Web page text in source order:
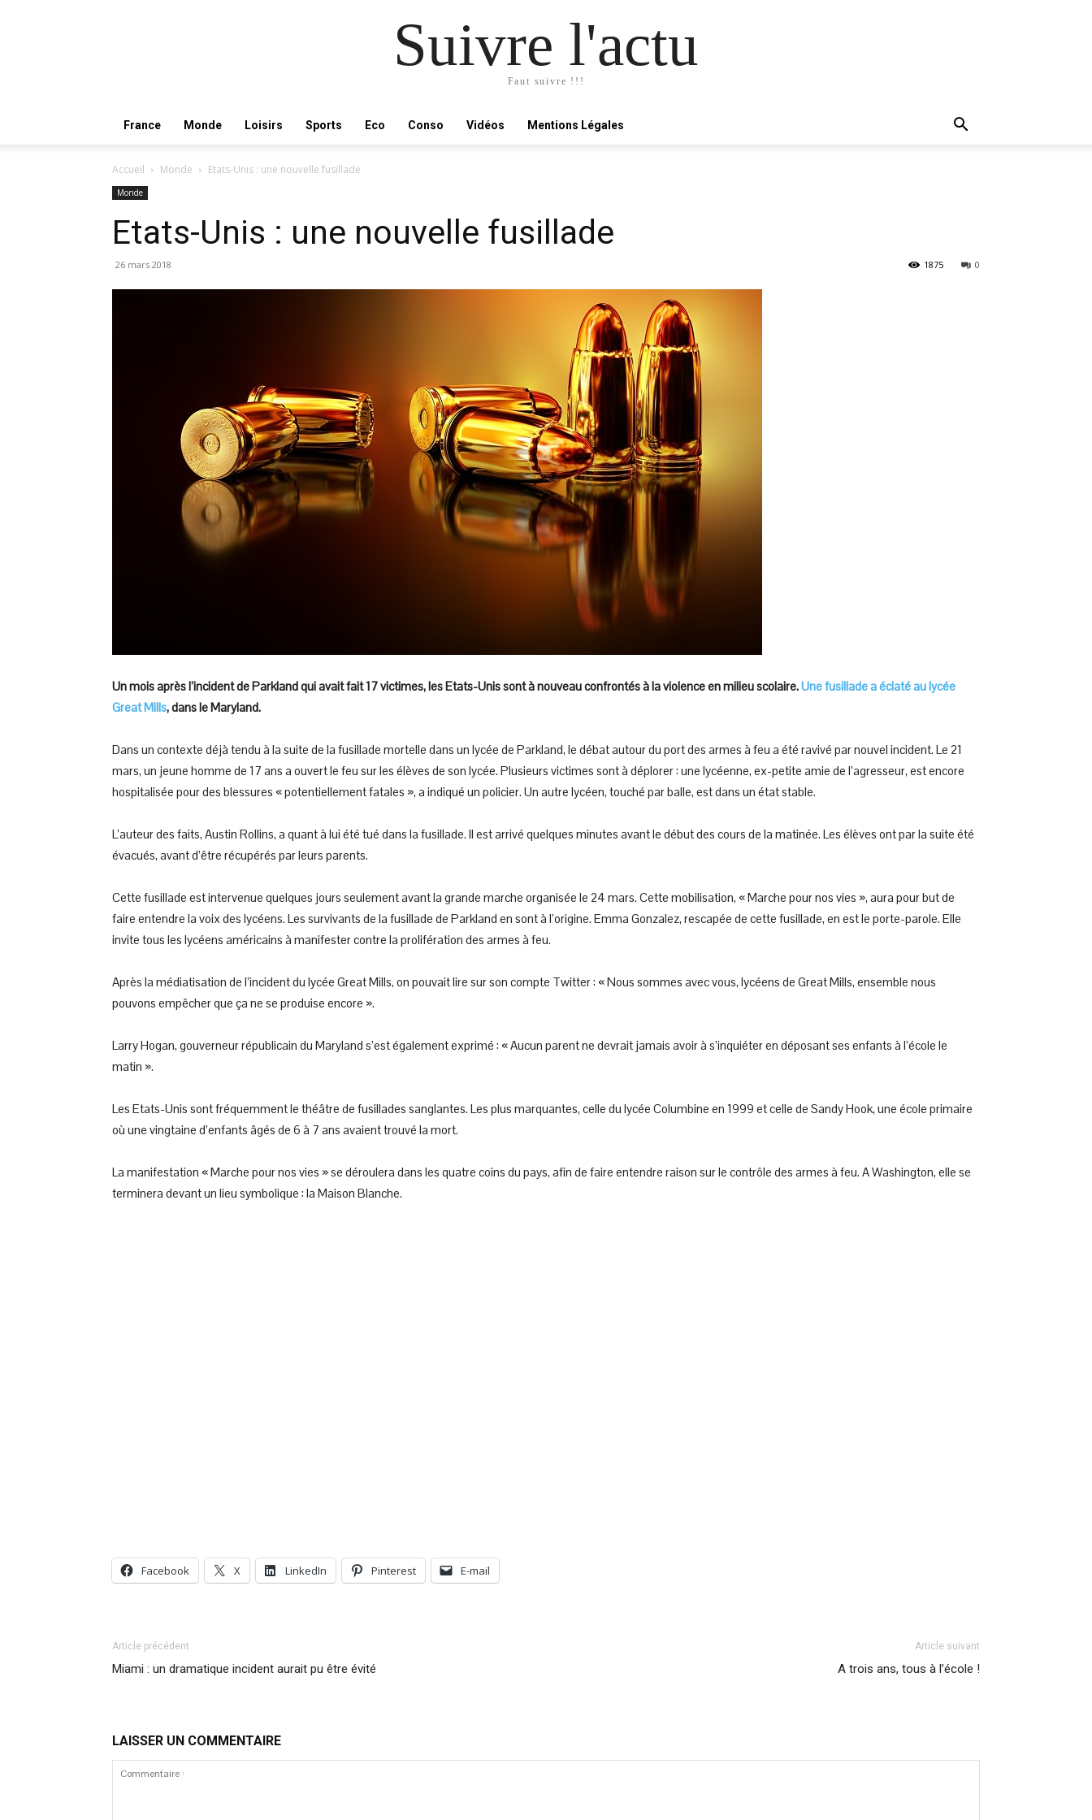
Suivre l'actu
Faut suivre !!!
France Monde Loisirs Sports Eco Conso Vidéos Mentions Légales
Accueil Monde Etats-Unis : une nouvelle fusillade
Monde
Etats-Unis : une nouvelle fusillade
26 mars 2018 0
1875
Un mois après l’incident de Parkland qui avait fait 17 victimes, les Etats-Unis sont à nouveau confrontés à la violence en milieu scolaire.Une fusillade a éclaté au lycée
Great Mills, dans le Maryland.
Dans un contexte déjà tendu à la suite de la fusillade mortelle dans un lycée de Parkland, le débat autour du port des armes à feu a été ravivé par nouvel incident. Le 21
mars, un jeune homme de 17 ans a ouvert le feu sur les élèves de son lycée. Plusieurs victimes sont à déplorer : une lycéenne, ex-petite amie de l’agresseur, est encore
hospitalisée pour des blessures « potentiellement fatales », a indiqué un policier. Un autre lycéen, touché par balle, est dans un état stable.
L’auteur des faits, Austin Rollins, a quant à lui été tué dans la fusillade. Il est arrivé quelques minutes avant le début des cours de la matinée. Les élèves ont par la suite été
évacués, avant d’être récupérés par leurs parents.
Cette fusillade est intervenue quelques jours seulement avant la grande marche organisée le 24 mars. Cette mobilisation, « Marche pour nos vies », aura pour but de
faire entendre la voix des lycéens. Les survivants de la fusillade de Parkland en sont à l’origine. Emma Gonzalez, rescapée de cette fusillade, en est le porte-parole. Elle
invite tous les lycéens américains à manifester contre la prolifération des armes à feu.
Après la médiatisation de l’incident du lycée Great Mills, on pouvait lire sur son compte Twitter : « Nous sommes avec vous, lycéens de Great Mills, ensemble nous
pouvons empêcher que ça ne se produise encore ».
Larry Hogan, gouverneur républicain du Maryland s’est également exprimé : « Aucun parent ne devrait jamais avoir à s’inquiéter en déposant ses enfants à l’école le
matin ».
Les Etats-Unis sont fréquemment le théâtre de fusillades sanglantes. Les plus marquantes, celle du lycée Columbine en 1999 et celle de Sandy Hook, une école primaire
où une vingtaine d’enfants âgés de 6 à 7 ans avaient trouvé la mort.
La manifestation « Marche pour nos vies » se déroulera dans les quatre coins du pays, afin de faire entendre raison sur le contrôle des armes à feu. A Washington, elle se
terminera devant un lieu symbolique : la Maison Blanche.
Facebook X LinkedIn Pinterest E-mail
Article précédent
Miami : un dramatique incident aurait pu être évité
Article suivant
A trois ans, tous à l’école !
LAISSER UN COMMENTAIRE